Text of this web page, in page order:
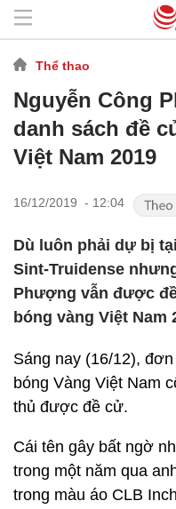
Thể thao
Nguyễn Công
danh sách đề
Việt Nam 2019
16/12/2019 - 12:04
Dù luôn phải dự bị
Sint-Truidense
Phượng vẫn được
bóng vàng Việt Nam
Sáng nay (16/12),
bóng Vàng Việt Nam
thủ được đề cử.
Cái tên gây bất ngờ
trong một năm qua
trong màu áo CLB